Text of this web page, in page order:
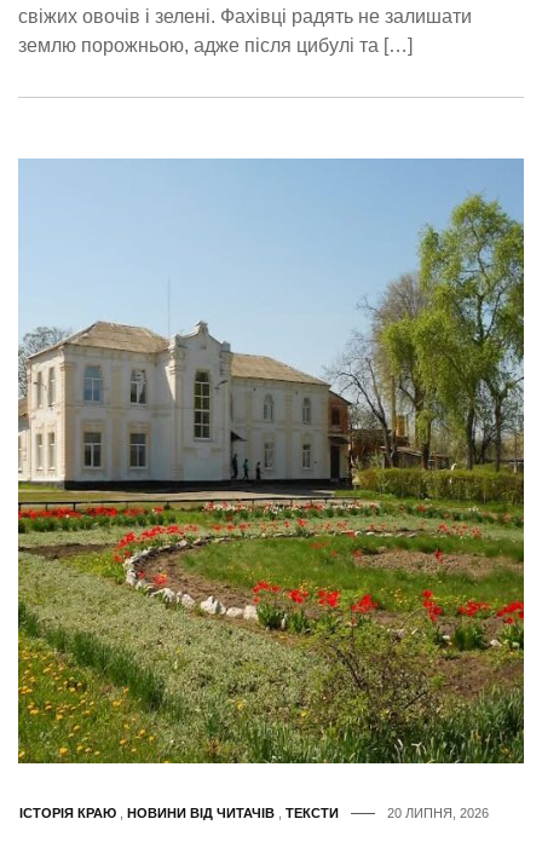
свіжих овочів і зелені. Фахівці радять не залишати
землю порожньою, адже після цибулі та […]
ІСТОРІЯ КРАЮ , НОВИНИ ВІД ЧИТАЧІВ , ТЕКСТИ 20 ЛИПНЯ, 2026